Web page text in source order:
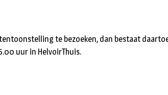
te bezoeken, dan bestaat
uur in HelvoirThuis.